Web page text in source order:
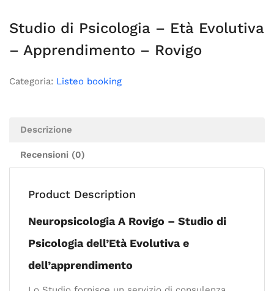
Studio di Psicologia – Età Evolutiva
– Apprendimento – Rovigo
Categoria: Listeo booking
Descrizione
Recensioni (0)
Product Description
Neuropsicologia A Rovigo – Studio di
Psicologia dell’Età Evolutiva e
dell’apprendimento